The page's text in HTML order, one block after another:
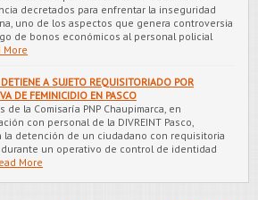
decretados para enfrentar la inseguridad
uno de los aspectos que genera controversia
de bonos económicos al personal policial
More
A SUJETO REQUISITORIADO POR
DE FEMINICIDIO EN PASCO
de la Comisaría PNP Chaupimarca, en
con personal de la DIVREINT Pasco,
la detención de un ciudadano con requisitoria
un operativo de control de identidad
More